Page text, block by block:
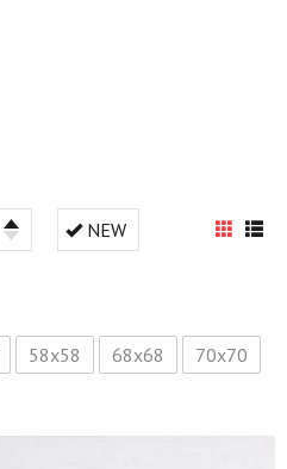
NEW
58х58 68х68 70х70